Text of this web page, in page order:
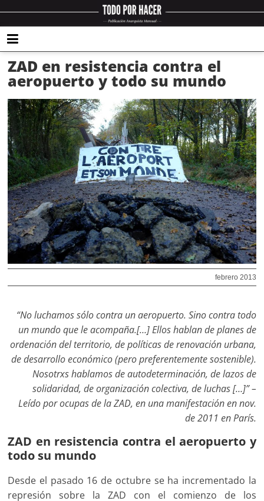
ZAD en resistencia contra el
aeropuerto y todo su mundo
febrero 2013
“No luchamos sólo contra un aeropuerto. Sino contra todo
un mundo que le acompaña.[…] Ellos hablan de planes de
ordenación del territorio, de políticas de renovación urbana,
de desarrollo económico (pero preferentemente sostenible).
Nosotrxs hablamos de autodeterminación, de lazos de
solidaridad, de organización colectiva, de luchas […]” –
Leído por ocupas de la ZAD, en una manifestación en nov.
de 2011 en París.
ZAD en resistencia contra el aeropuerto y
todo su mundo
Desde el pasado 16 de octubre se ha incrementado la
represión sobre la ZAD con el comienzo de los